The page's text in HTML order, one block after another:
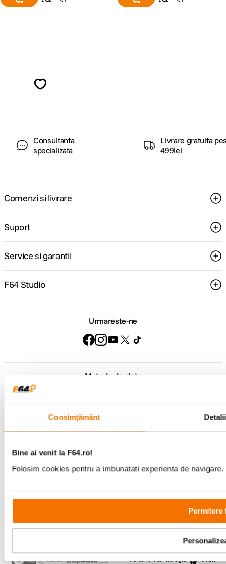
Consimțământ Detalii
Bine ai venit la F64.ro!
Folosim cookies pentru a imbunatati experienta de
Permitere
Consultanta
specializata
Livrare gratuita
499lei
Comenzi si livrare
Suport
Service si garantii
F64 Studio
Urmareste-ne
Metode de plata
Comenzi si suport
Showroom
Bd-ul Unirii 64, Bucuresti
Parteneri tehnologie: